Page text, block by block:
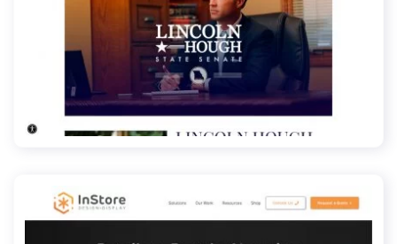
lincolnhough.com